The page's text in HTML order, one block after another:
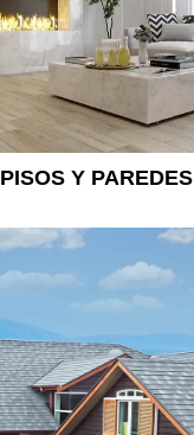
PISOS Y PAREDES